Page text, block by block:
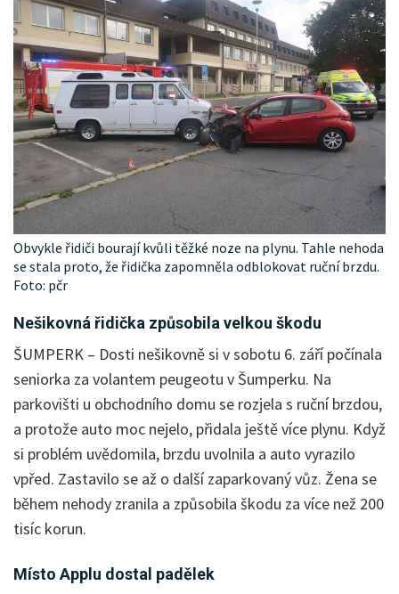
Obvykle řidiči bourají kvůli těžké noze na plynu. Tahle nehoda
se stala proto, že řidička zapomněla odblokovat ruční brzdu.
Foto: pčr
Nešikovná řidička způsobila velkou škodu
ŠUMPERK – Dosti nešikovně si v sobotu 6. září počínala
seniorka za volantem peugeotu v Šumperku. Na
parkovišti u obchodního domu se rozjela s ruční brzdou,
a protože auto moc nejelo, přidala ještě více plynu. Když
si problém uvědomila, brzdu uvolnila a auto vyrazilo
vpřed. Zastavilo se až o další zaparkovaný vůz. Žena se
během nehody zranila a způsobila škodu za více než 200
tisíc korun.
Místo Applu dostal padělek